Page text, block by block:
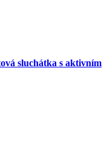
sluchátka s aktivním